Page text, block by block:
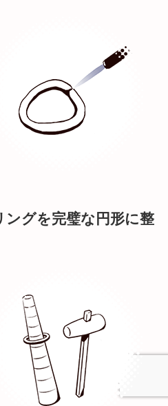
ングを完璧な円形に整